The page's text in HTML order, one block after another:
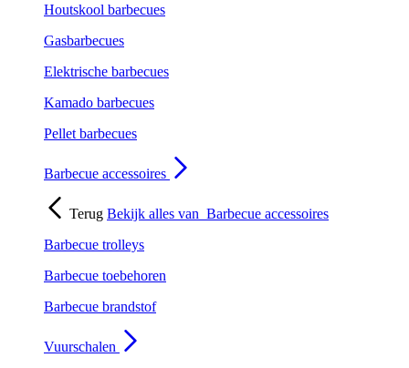
Houtskool barbecues
Gasbarbecues
Elektrische barbecues
Kamado barbecues
Pellet barbecues
Barbecue accessoires
Terug Bekijk alles van Barbecue accessoires
Barbecue trolleys
Barbecue toebehoren
Barbecue brandstof
Vuurschalen